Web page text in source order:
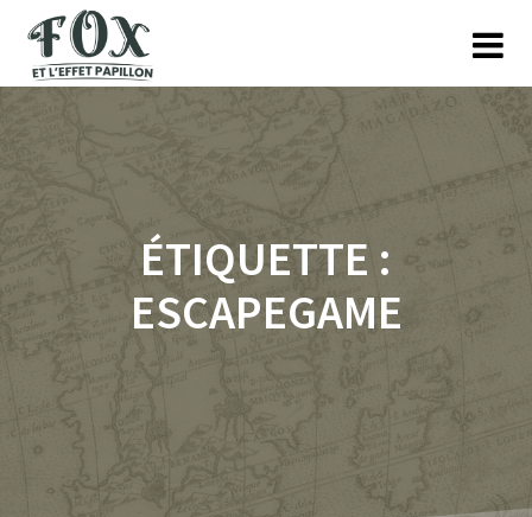
ÉTIQUETTE :
ESCAPEGAME